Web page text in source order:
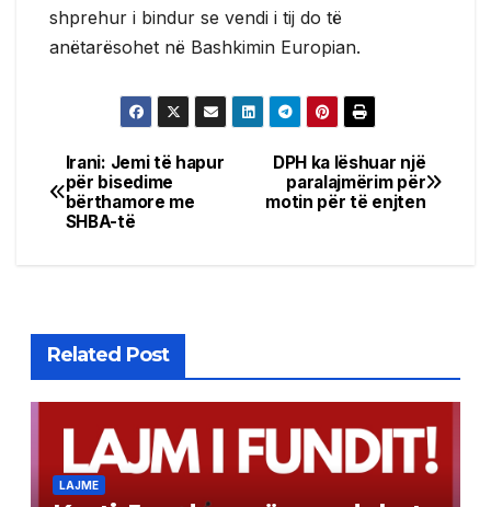
shprehur i bindur se vendi i tij do të
anëtarësohet në Bashkimin Europian.
Post
navigation
DPH ka lëshuar një
paralajmërim për
motin për të enjten
Irani: Jemi të hapur
për bisedime
bërthamore me
SHBA-të
Related Post
LAJME